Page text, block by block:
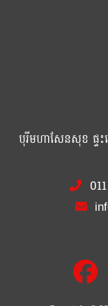
បុរីមហាសែនសុខ ផ្ទ